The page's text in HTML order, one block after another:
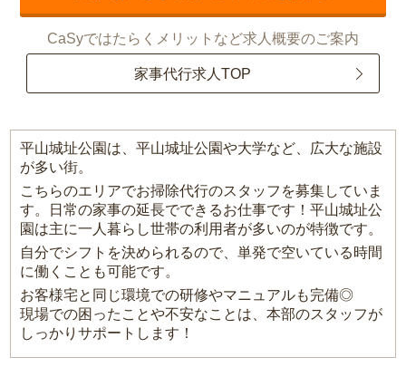
CaSyではたらくメリットなど求人概要のご案内
家事代行求人TOP
平山城址公園は、平山城址公園や大学など、広大な施設
が多い街。
こちらのエリアでお掃除代行のスタッフを募集していま
す。日常の家事の延長でできるお仕事です！平山城址公
園は主に一人暮らし世帯の利用者が多いのが特徴です。
自分でシフトを決められるので、単発で空いている時間
に働くことも可能です。
お客様宅と同じ環境での研修やマニュアルも完備◎
現場での困ったことや不安なことは、本部のスタッフが
しっかりサポートします！